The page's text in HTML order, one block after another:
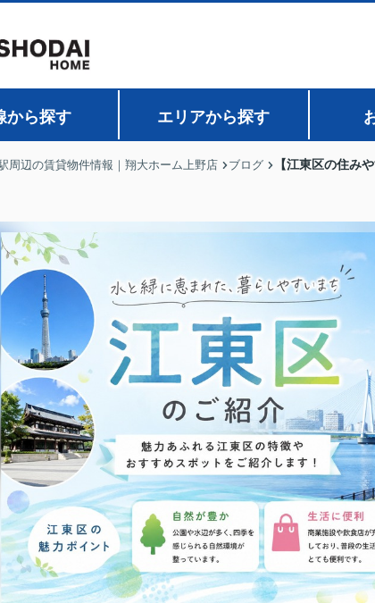
から探す エリアから探す
辺の賃貸物件情報｜翔大ホーム上野店 ブログ 【江東区の住み